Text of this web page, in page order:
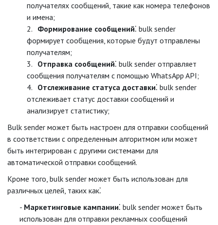
получателях сообщений, такие как номера телефонов
и имена;
Формирование сообщений⁚ bulk sender
формирует сообщения, которые будут отправлены
получателям;
Отправка сообщений⁚ bulk sender отправляет
сообщения получателям с помощью WhatsApp API;
Отслеживание статуса доставки⁚ bulk sender
отслеживает статус доставки сообщений и
анализирует статистику;
Bulk sender может быть настроен для отправки сообщений
в соответствии с определенным алгоритмом или может
быть интегрирован с другими системами для
автоматической отправки сообщений.
Кроме того, bulk sender может быть использован для
различных целей, таких как⁚
Маркетинговые кампании⁚ bulk sender может быть
использован для отправки рекламных сообщений